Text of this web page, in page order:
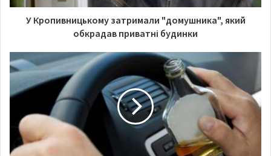
У Кропивницькому затримали "домушника", який
обкрадав приватні будинки